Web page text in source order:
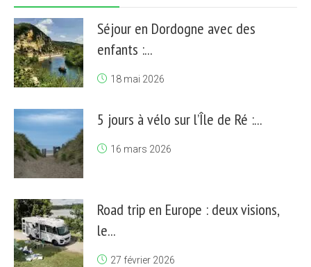
Séjour en Dordogne avec des
enfants :...
18 mai 2026
5 jours à vélo sur l’Île de Ré :...
16 mars 2026
Road trip en Europe : deux visions,
le...
27 février 2026